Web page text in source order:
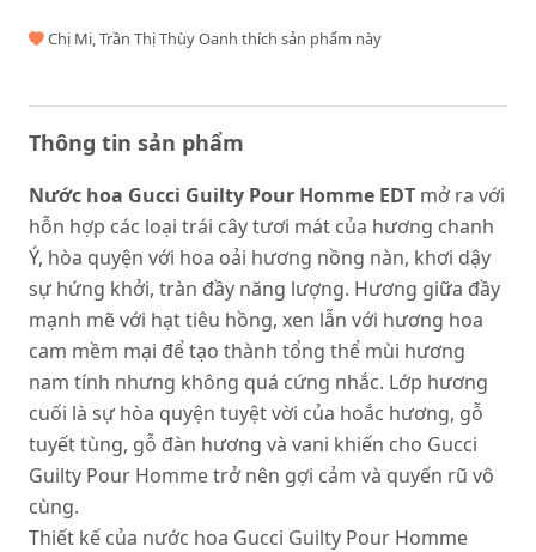
Chị Mi, Trần Thị Thùy Oanh thích sản phẩm này
Thông tin sản phẩm
Nước hoa Gucci Guilty Pour Homme EDT mở ra với
hỗn hợp các loại trái cây tươi mát của hương chanh
Ý, hòa quyện với hoa oải hương nồng nàn, khơi dậy
sự hứng khởi, tràn đầy năng lượng. Hương giữa đầy
mạnh mẽ với hạt tiêu hồng, xen lẫn với hương hoa
cam mềm mại để tạo thành tổng thể mùi hương
nam tính nhưng không quá cứng nhắc. Lớp hương
cuối là sự hòa quyện tuyệt vời của hoắc hương, gỗ
tuyết tùng, gỗ đàn hương và vani khiến cho Gucci
Guilty Pour Homme trở nên gợi cảm và quyến rũ vô
cùng.
Thiết kế của nước hoa Gucci Guilty Pour Homme